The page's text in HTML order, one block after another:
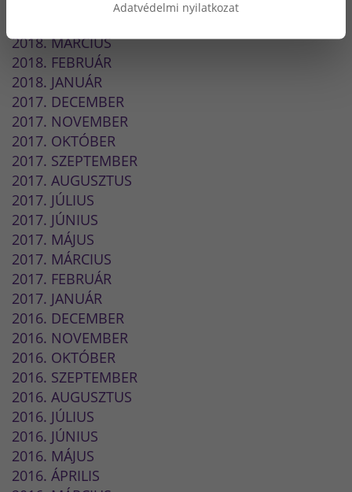
2018. MÁRCIUS
2018. FEBRUÁR
2018. JANUÁR
2017. DECEMBER
2017. NOVEMBER
2017. OKTÓBER
2017. SZEPTEMBER
2017. AUGUSZTUS
2017. JÚLIUS
2017. JÚNIUS
2017. MÁJUS
2017. MÁRCIUS
2017. FEBRUÁR
2017. JANUÁR
2016. DECEMBER
2016. NOVEMBER
2016. OKTÓBER
2016. SZEPTEMBER
2016. AUGUSZTUS
2016. JÚLIUS
2016. JÚNIUS
2016. MÁJUS
2016. ÁPRILIS
Adatvédelmi nyilatkozat